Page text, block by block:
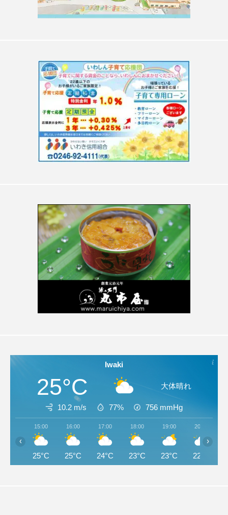
Iwaki
25°C 大体晴れ
10.2 m/s 77% 756 mmHg
15:00
25°C
16:00
25°C
17:00
24°C
18:00
23°C
19:00
23°C
20:00
22°C
‹ ›